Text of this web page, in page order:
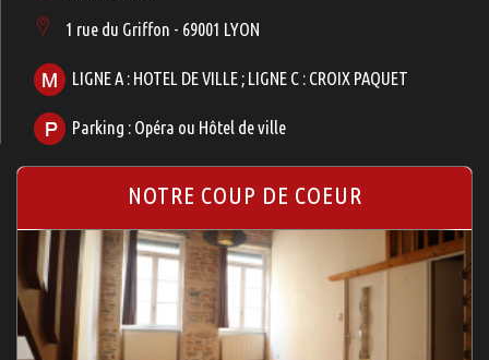
1 rue du Griffon - 69001 LYON
LIGNE A : HOTEL DE VILLE ; LIGNE C : CROIX PAQUET
Parking : Opéra ou Hôtel de ville
NOTRE COUP DE COEUR